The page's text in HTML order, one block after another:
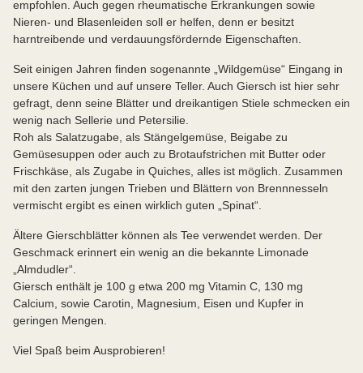
empfohlen. Auch gegen rheumatische Erkrankungen sowie
Nieren- und Blasenleiden soll er helfen, denn er besitzt
harntreibende und verdauungsfördernde Eigenschaften.
Seit einigen Jahren finden sogenannte „Wildgemüse“ Eingang in
unsere Küchen und auf unsere Teller. Auch Giersch ist hier sehr
gefragt, denn seine Blätter und dreikantigen Stiele schmecken ein
wenig nach Sellerie und Petersilie.
Roh als Salatzugabe, als Stängelgemüse, Beigabe zu
Gemüsesuppen oder auch zu Brotaufstrichen mit Butter oder
Frischkäse, als Zugabe in Quiches, alles ist möglich. Zusammen
mit den zarten jungen Trieben und Blättern von Brennnesseln
vermischt ergibt es einen wirklich guten „Spinat“.
Ältere Gierschblätter können als Tee verwendet werden. Der
Geschmack erinnert ein wenig an die bekannte Limonade
„Almdudler“.
Giersch enthält je 100 g etwa 200 mg Vitamin C, 130 mg
Calcium, sowie Carotin, Magnesium, Eisen und Kupfer in
geringen Mengen.
Viel Spaß beim Ausprobieren!